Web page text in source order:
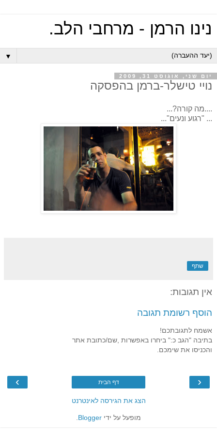
נינו הרמן - מרחבי הלב.
▼
יום שני, אוגוסט 31, 2009
נויי טישלר-ברמן בהפסקה
....מה קורה?...
... "רגוע ונעים"...
שתף
אין תגובות:
הוסף רשומת תגובה
אשמח לתגובתכם!
בתיבה "הגב כ:" ביחרו באפשרות ,שם/כתובת אתר
והכניסו את שימכם.
‹
› דף הבית
הצג את הגירסה לאינטרנט
מופעל על ידי Blogger